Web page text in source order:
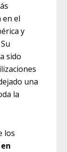
en el
y
sido
una
la
los